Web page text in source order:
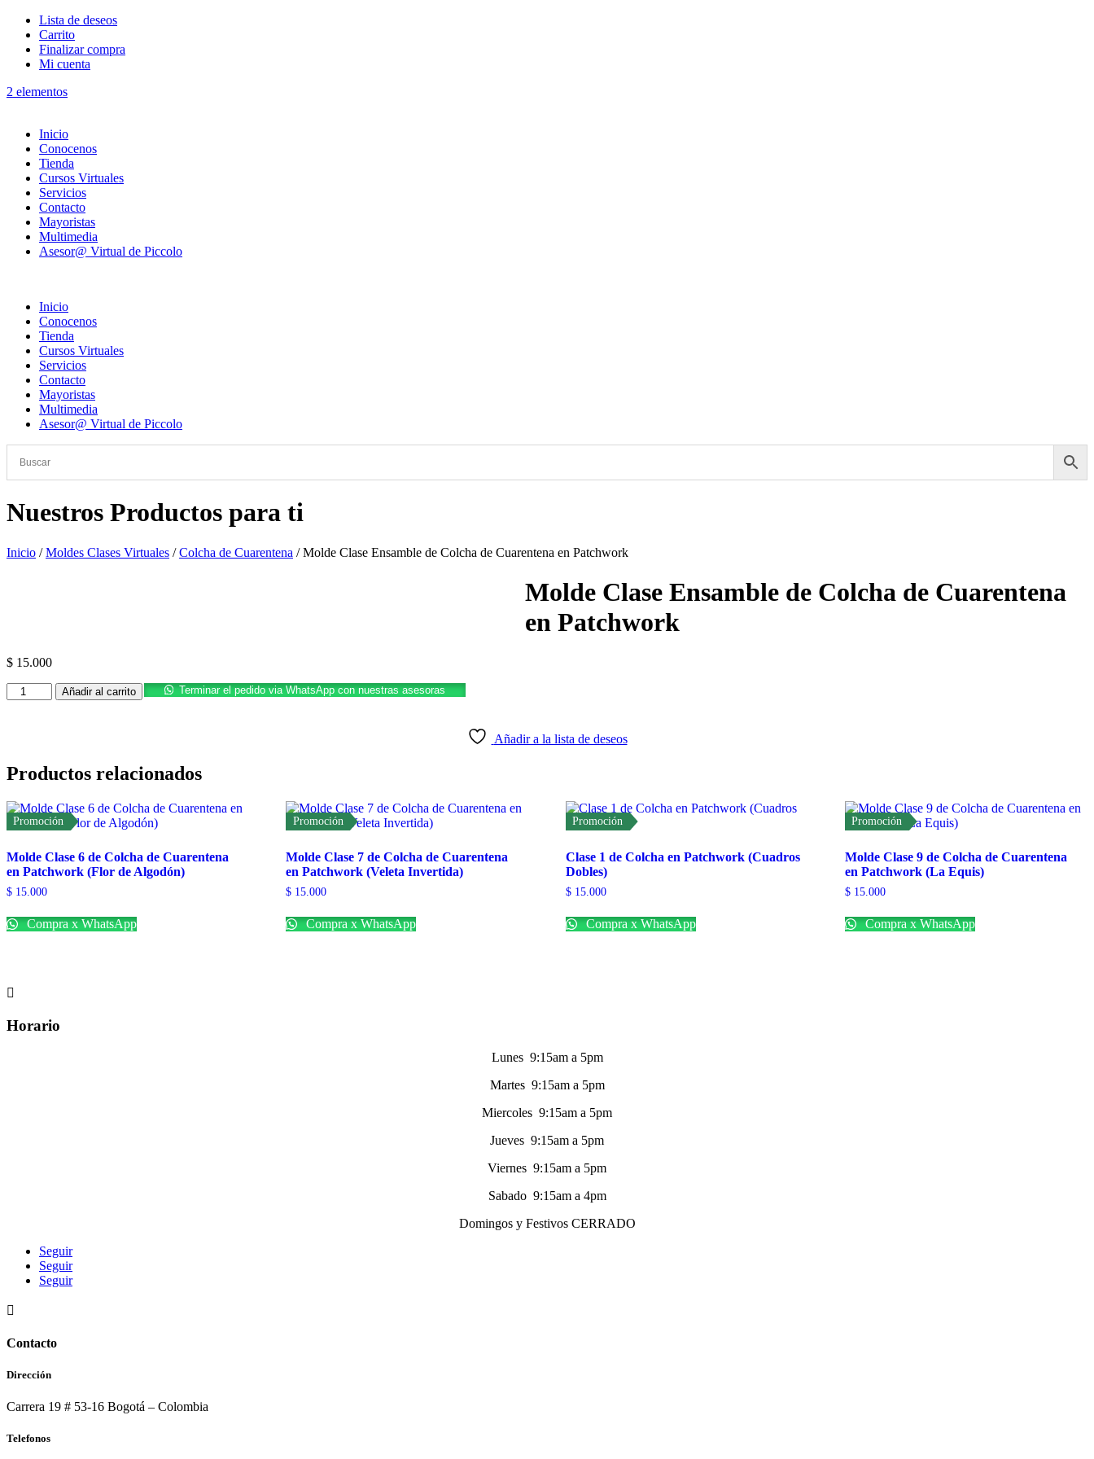
Lista de deseos
Carrito
Finalizar compra
Mi cuenta
2 elementos
Inicio
Conocenos
Tienda
Cursos Virtuales
Servicios
Contacto
Mayoristas
Multimedia
Asesor@ Virtual de Piccolo
Inicio
Conocenos
Tienda
Cursos Virtuales
Servicios
Contacto
Mayoristas
Multimedia
Asesor@ Virtual de Piccolo
Nuestros Productos para ti
Inicio /Moldes Clases Virtuales /Colcha de Cuarentena / Molde Clase Ensamble de Colcha de Cuarentena en Patchwork
Molde Clase Ensamble de Colcha de Cuarentena
en Patchwork
$ 15.000
Molde
Clase
Cuarentena
Patchwork
cantidad
Añadir al carrito Terminar el pedido via WhatsApp con nuestras asesoras
Añadir a la lista de deseos
Productos relacionados
Promoción
Molde Clase 6 de Colcha de Cuarentena
en Patchwork (Flor de Algodón)
$ 15.000
Compra x WhatsApp
Promoción
Molde Clase 7 de Colcha de Cuarentena
en Patchwork (Veleta Invertida)
$ 15.000
Compra x WhatsApp
Promoción
Clase 1 de Colcha en Patchwork (Cuadros
Dobles)
$15.000
Compra x WhatsApp
Promoción
Molde Clase 9 de Colcha de Cuarentena
en Patchwork (La Equis)
$15.000
Compra x WhatsApp

Horario
Lunes 9:15am a 5pm
Martes 9:15am a 5pm
Miercoles 9:15am a 5pm
Jueves 9:15am a 5pm
Viernes 9:15am a 5pm
Sabado 9:15am a 4pm
Domingos y Festivos CERRADO
Seguir
Seguir
Seguir

Contacto
Dirección
Carrera 19 # 53-16 Bogotá – Colombia
Telefonos